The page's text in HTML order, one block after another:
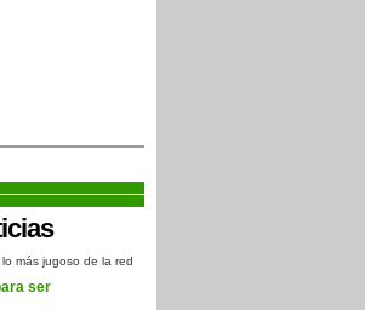
más jugoso de la red
ser